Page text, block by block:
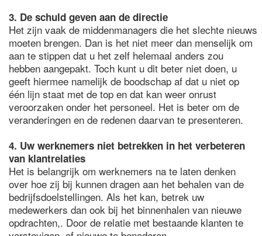
3. De schuld geven aan de directie
Het zijn vaak de middenmanagers die het slechte nieuws
moeten brengen. Dan is het niet meer dan menselijk om
aan te stippen dat u het zelf helemaal anders zou
hebben aangepakt. Toch kunt u dit beter niet doen, u
geeft hiermee namelijk de boodschap af dat u niet op
één lijn staat met de top en dat kan weer onrust
veroorzaken onder het personeel. Het is beter om de
veranderingen en de redenen daarvan te presenteren.
4. Uw werknemers niet betrekken in het verbeteren
van klantrelaties
Het is belangrijk om werknemers na te laten denken
over hoe zij bij kunnen dragen aan het behalen van de
bedrijfsdoelstellingen. Als het kan, betrek uw
medewerkers dan ook bij het binnenhalen van nieuwe
opdrachten,. Door de relatie met bestaande klanten te